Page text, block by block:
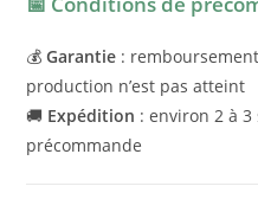
💰Garantie :
production n’est pas atteint
🚚 Expédition : environ 2 à
précommande